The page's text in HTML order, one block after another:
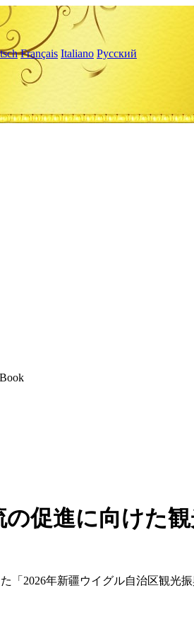
Français Italiano Русский
促進に向けた
2026年新疆ウイグル自治区観光